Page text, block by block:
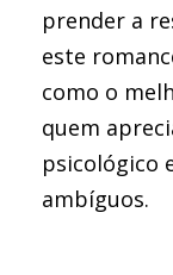
prender a
este
como o
quem
psicológico
ambíguos.